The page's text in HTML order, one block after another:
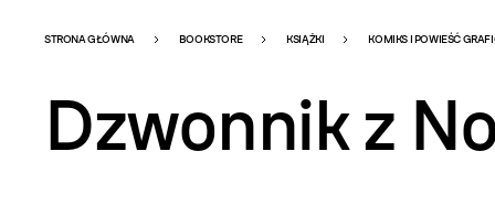
Bookstore
-
STRONA GŁÓWNA BOOKSTORE KSIĄŻKI KOMIKS I POWIEŚĆ
Dzwonnik z